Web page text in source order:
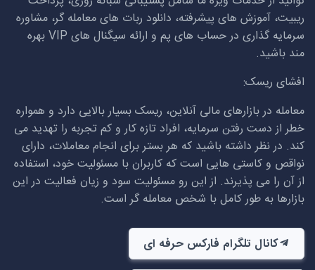
ریبیت، آموزش های پیشرفته، دانلود ربات های معامله گر، مشاوره
سرمایه گذاری در حساب های پم و ارائه سیگنال های VIPبهره
مند باشید.
افشای ریسک:
معامله در بازارهای مالی آنلاین، ریسک بسیار بالایی دارد و همواره
خطر از دست رفتن سرمایه، افراد تازه کار و کم تجربه را تهدید می
کند. در نظر داشته باشید که هر بستر برای انجام معاملات، دارای
نواقص و کاستی هایی است که کاربران با مسئولیت خود، استفاده
از آن را می پذیرند. از این رو مسئولیت سود و زیان فعالیت در این
بازارها به طور کامل با شخص معامله گر است.
کانال تلگرام فارکس حرفه ای